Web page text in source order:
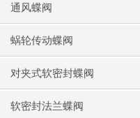
通风蝶阀
蜗轮传动蝶阀
对夹式软密封蝶阀
软密封法兰蝶阀